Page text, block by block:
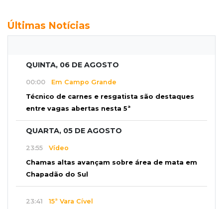
Últimas Notícias
QUINTA, 06 DE AGOSTO
00:00 Em Campo Grande
Técnico de carnes e resgatista são destaques
entre vagas abertas nesta 5ª
QUARTA, 05 DE AGOSTO
23:55 Vídeo
Chamas altas avançam sobre área de mata em
Chapadão do Sul
23:41 15ª Vara Cível